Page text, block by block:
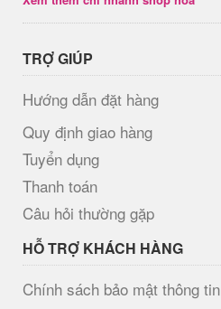
TRỢ GIÚP
Hướng dẫn đặt hàng
Quy định giao hàng
Tuyển dụng
Thanh toán
Câu hỏi thường gặp
HỖ TRỢ KHÁCH HÀNG
Chính sách bảo mật thông tin